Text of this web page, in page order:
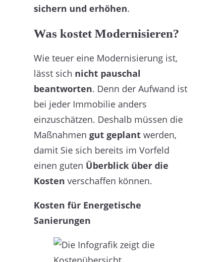
sichern und erhöhen.
Was kostet Modernisieren?
Wie teuer eine Modernisierung ist,
lässt sich nicht pauschal
beantworten. Denn der Aufwand ist
bei jeder Immobilie anders
einzuschätzen. Deshalb müssen die
Maßnahmen gut geplant werden,
damit Sie sich bereits im Vorfeld
einen guten Überblick über die
Kosten verschaffen können.
Kosten für Energetische
Sanierungen